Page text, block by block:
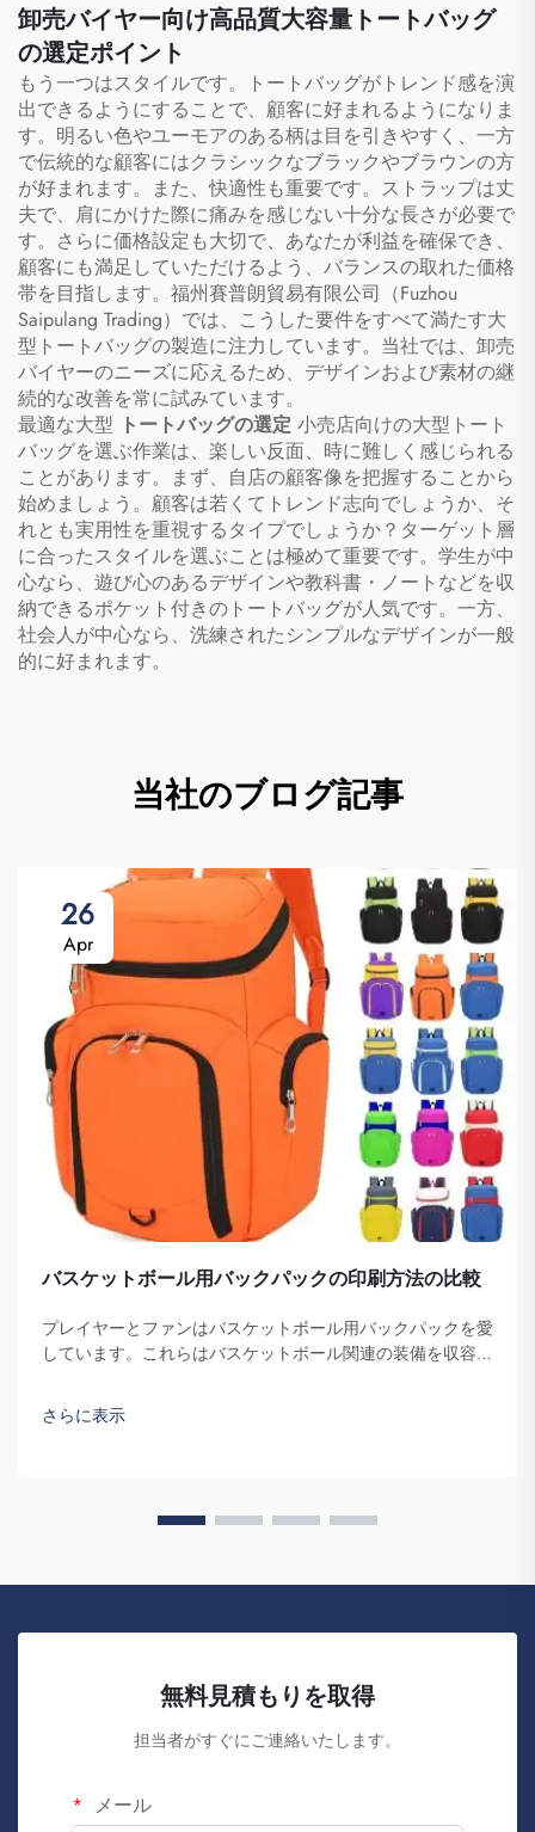
卸売バイヤー向け高品質大容量トートバッグ
の選定ポイント
もう一つはスタイルです。トートバッグがトレンド感を演
出できるようにすることで、顧客に好まれるようになりま
す。明るい色やユーモアのある柄は目を引きやすく、一方
で伝統的な顧客にはクラシックなブラックやブラウンの方
が好まれます。また、快適性も重要です。ストラップは丈
夫で、肩にかけた際に痛みを感じない十分な長さが必要で
す。さらに価格設定も大切で、あなたが利益を確保でき、
顧客にも満足していただけるよう、バランスの取れた価格
帯を目指します。福州賽普朗貿易有限公司（Fuzhou
Saipulang Trading）では、こうした要件をすべて満たす大
型トートバッグの製造に注力しています。当社では、卸売
バイヤーのニーズに応えるため、デザインおよび素材の継
続的な改善を常に試みています。
最適な大型 トートバッグの選定 小売店向けの大型トート
バッグを選ぶ作業は、楽しい反面、時に難しく感じられる
ことがあります。まず、自店の顧客像を把握することから
始めましょう。顧客は若くてトレンド志向でしょうか、そ
れとも実用性を重視するタイプでしょうか？ターゲット層
に合ったスタイルを選ぶことは極めて重要です。学生が中
心なら、遊び心のあるデザインや教科書・ノートなどを収
納できるポケット付きのトートバッグが人気です。一方、
社会人が中心なら、洗練されたシンプルなデザインが一般
的に好まれます。
当社のブログ記事
26
Apr
バスケットボール用バックパックの印刷方法の比較
プレイヤーとファンはバスケットボール用バックパックを愛
しています。これらはバスケットボール関連の装備を収容す
イテムでもあります。当社、福州賽普朗貿易有限公司
（Fuzhou Saipulang Trading）では、見た目が良く、かつ耐久
さらに表示
無料見積もりを取得
担当者がすぐにご連絡いたします。
メール